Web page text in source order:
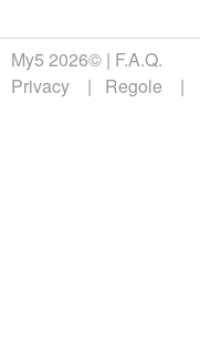
My5 2026© F.A.Q.
Privacy
Regole